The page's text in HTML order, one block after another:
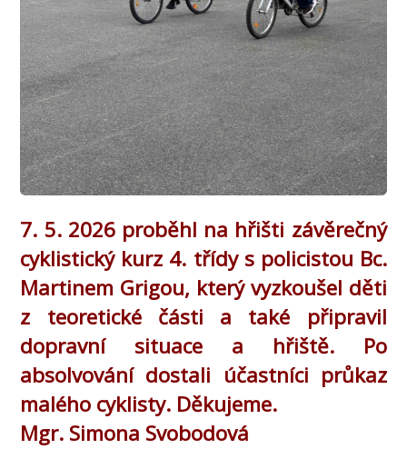
7. 5. 2026 proběhl na hřišti závěrečný
cyklistický kurz 4. třídy s policistou Bc.
Martinem Grigou, který vyzkoušel děti
z teoretické části a také připravil
dopravní situace a hřiště. Po
absolvování dostali účastníci průkaz
malého cyklisty. Děkujeme.
Mgr. Simona Svobodová